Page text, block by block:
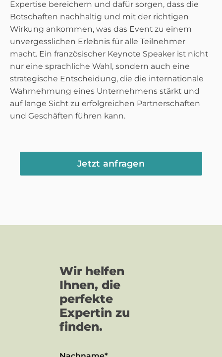
Expertise bereichern und dafür sorgen, dass die
Botschaften nachhaltig und mit der richtigen
Wirkung ankommen, was das Event zu einem
unvergesslichen Erlebnis für alle Teilnehmer
macht. Ein französischer Keynote Speaker ist nicht
nur eine sprachliche Wahl, sondern auch eine
strategische Entscheidung, die die internationale
Wahrnehmung eines Unternehmens stärkt und
auf lange Sicht zu erfolgreichen Partnerschaften
und Geschäften führen kann.
Jetzt anfragen
Wir helfen
Ihnen, die
perfekte
Expertin zu
finden.